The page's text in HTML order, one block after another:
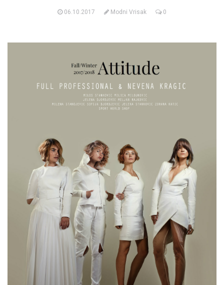
06.10.2017 Modni Vrisak 0